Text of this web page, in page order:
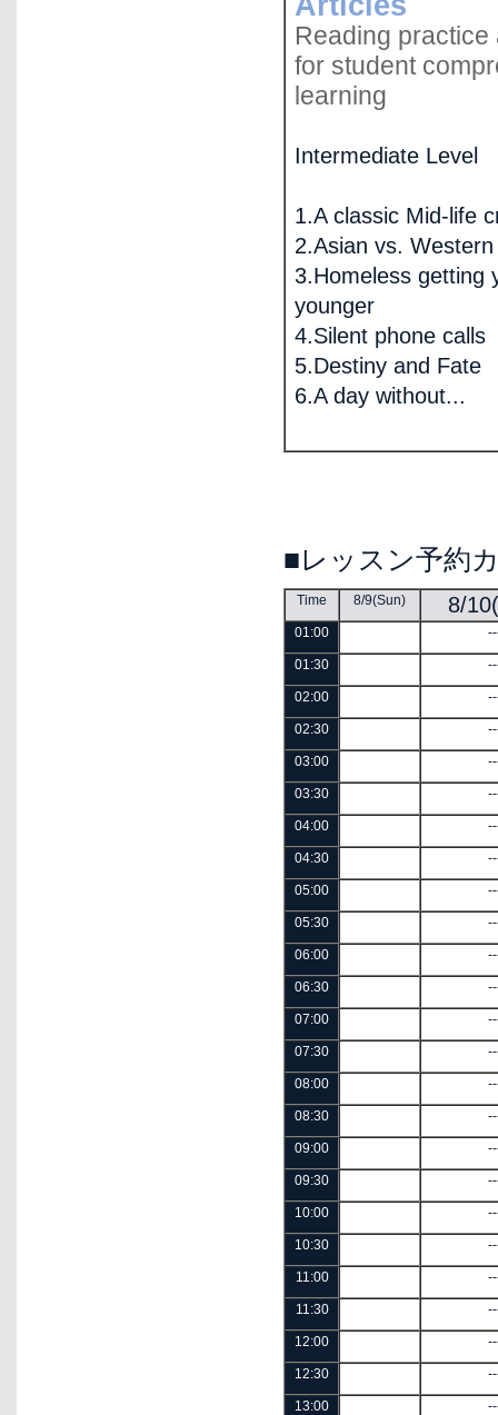
Reading
for student
learning
Intermediate Level
1.A classic Mid-life
2.Asian vs. Western
3.Homeless getting
younger
4.Silent phone calls
5.Destiny and Fate
6.A day without...
■レッスン予約
Time 8/9(Sun) 8/
01:00
01:30
02:00
02:30
03:00
03:30
04:00
04:30
05:00
05:30
06:00
06:30
07:00
07:30
08:00
08:30
09:00
09:30
10:00
10:30
11:00
11:30
12:00
12:30
13:00